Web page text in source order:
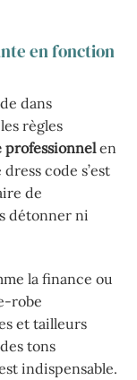
en fonction
dans
règles
professionnelen
code s’est
de
détonner ni
la finance ou
robe
et tailleurs
tons
indispensable.